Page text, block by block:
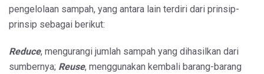
pengelolaan sampah, yang antara lain terdiri dari prinsip-
prinsip sebagai berikut:
Reduce, mengurangi jumlah sampah yang dihasilkan dari
sumbernya; Reuse, menggunakan kembali barang-barang